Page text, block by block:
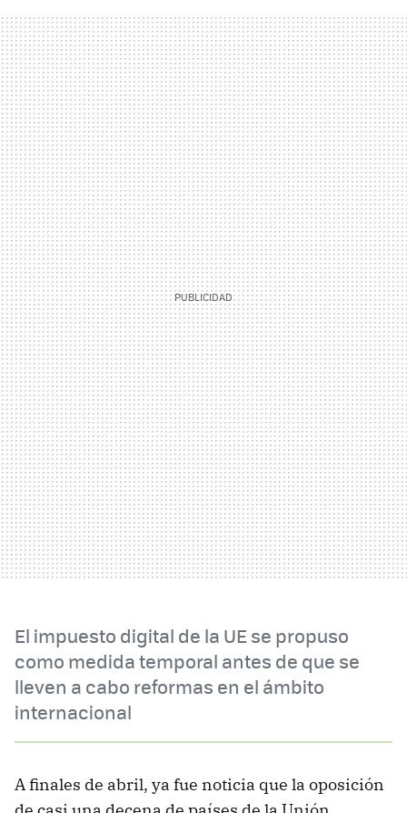
El impuesto digital de la UE se propuso
como medida temporal antes de que se
lleven a cabo reformas en el ámbito
internacional
A finales de abril, ya fue noticia que la oposición